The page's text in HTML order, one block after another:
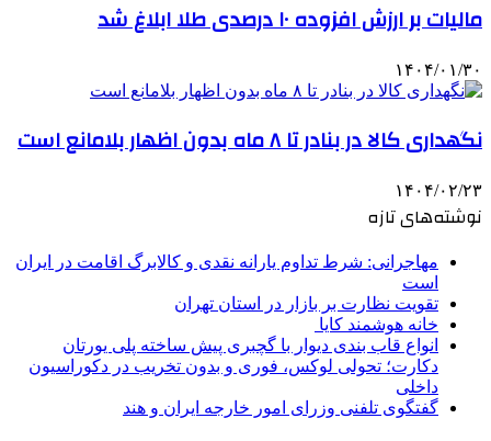
مالیات بر ارزش افزوده ۱۰ درصدی طلا ابلاغ شد
۱۴۰۴/۰۱/۳۰
نگهداری کالا در بنادر تا ۸ ماه بدون اظهار بلامانع است
۱۴۰۴/۰۲/۲۳
نوشته‌های تازه
مهاجرانی: شرط تداوم یارانه نقدی و کالابرگ اقامت در ایران
است
تقویت نظارت بر بازار در استان تهران
خانه هوشمند کایا
انواع قاب بندی دیوار با گچبری پیش ساخته پلی یورتان
دکارت؛ تحولی لوکس، فوری و بدون تخریب در دکوراسیون
داخلی
گفتگوی تلفنی وزرای امور خارجه ایران و هند